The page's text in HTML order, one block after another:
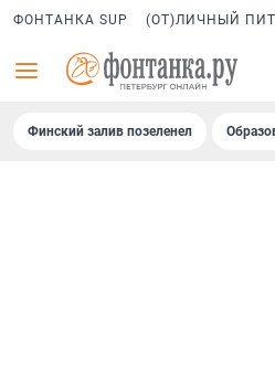
ФОНТАНКА SUP (ОТ)ЛИЧНЫЙ
Финский залив позеленел